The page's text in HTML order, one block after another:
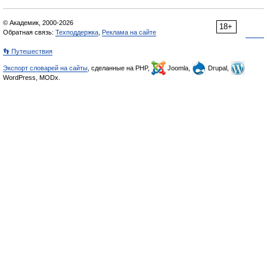
18+
© Академик, 2000-2026
Обратная связь: Техподдержка Реклама на сайте
👣 Путешествия
Экспорт словарей на сайты , сделанные на PHP, Joomla,
Drupal,
WordPress, MODx.